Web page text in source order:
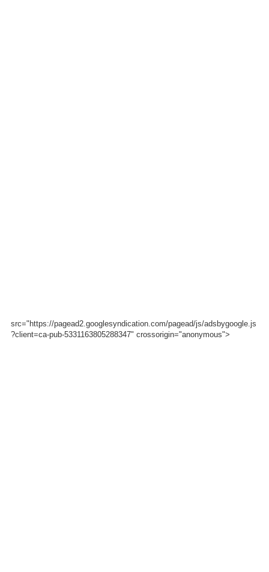
src="https://pagead2.googlesyndication.com/pagead/js/adsbygoogle.js
?client=ca-pub-5331163805288347" crossorigin="anonymous">